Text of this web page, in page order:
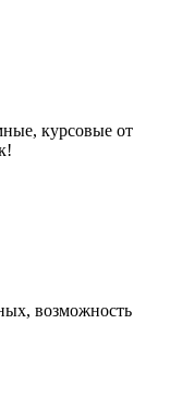
курсoвые от
возможность